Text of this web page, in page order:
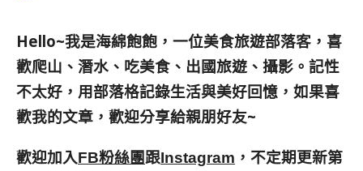
Hello~我是海綿飽飽，一位美食旅遊部落客， 喜
歡爬山、潛水、吃美食、出國旅遊、攝影。 記性
不太好，用部落格記錄生活與美好回憶， 如果喜
歡我的文章，歡迎分享給親朋好友~
歡迎加入FB粉絲團跟Instagram ，不定期更新第